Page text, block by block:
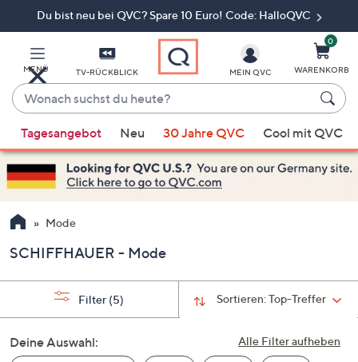
Du bist neu bei QVC? Spare 10 Euro! Code: HalloQVC
MENÜ TV-RÜCKBLICK
Wonach
suchst
du
heute?
Vorschläge
verfügbar
sind,
verwenden
Sie
Pfeiltasten
nach
und
nach
unten
MEIN QVC
0
WARENKORB
Tagesangebot Neu 30 Jahre QVC Cool mit QVC
Mode
SCHIFFHAUER - Mode
Sortieren:Top-Treffer
Filter (5)
Alle Filter aufheben
Deine Auswahl: